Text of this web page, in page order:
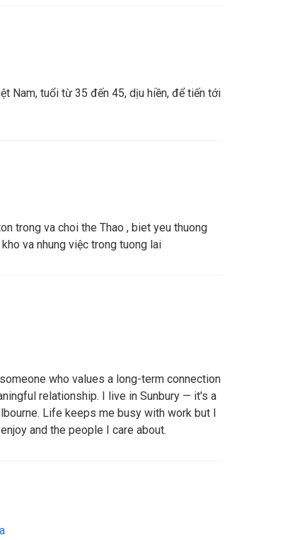
Nam, tuổi từ 35 đến 45, dịu hiền, để tiến tới
trong va choi the Thao , biet yeu thuong
va nhung việc trong tuong lai
who values a long-term connection
relationship. I live in Sunbury — it's a
Life keeps me busy with work but I
and the people I care about.